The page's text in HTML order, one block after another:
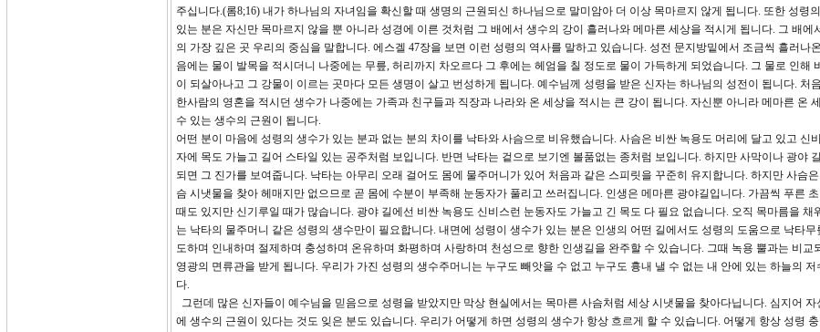
주십니다.(롬8;16) 내가 하나님의 자녀임을 확신할 때 생명의 근원되신 하나님으로 말미암아 더 이상 목마르지 않게 됩니다. 또한 성령
있는 분은 자신만 목마르지 않을 뿐 아니라 성경에 이른 것처럼 그 배에서 생수의 강이 흘러나와 메마른 세상을 적시게 됩니다. 그 배에
의 가장 깊은 곳 우리의 중심을 말합니다. 에스겔 47장을 보면 이런 성령의 역사를 말하고 있습니다. 성전 문지방밑에서 조금씩 흘러나
음에는 물이 발목을 적시더니 나중에는 무릎, 허리까지 차오르다 그 후에는 헤엄을 칠 정도로 물이 가득하게 되었습니다. 그 물로 인해
이 되살아나고 그 강물이 이르는 곳마다 모든 생명이 살고 번성하게 됩니다. 예수님께 성령을 받은 신자는 하나님의 성전이 됩니다. 처
한사람의 영혼을 적시던 생수가 나중에는 가족과 친구들과 직장과 나라와 온 세상을 적시는 큰 강이 됩니다. 자신뿐 아니라 메마른 온
수 있는 생수의 근원이 됩니다.
어떤 분이 마음에 성령의 생수가 있는 분과 없는 분의 차이를 낙타와 사슴으로 비유했습니다. 사슴은 비싼 녹용도 머리에 달고 있고 신
자에 목도 가늘고 길어 스타일 있는 공주처럼 보입니다. 반면 낙타는 겉으로 보기엔 볼품없는 종처럼 보입니다. 하지만 사막이나 광야
되면 그 진가를 보여줍니다. 낙타는 아무리 오래 걸어도 몸에 물주머니가 있어 처음과 같은 스피릿을 꾸준히 유지합니다. 하지만 사슴
슴 시냇물을 찾아 헤매지만 없으므로 곧 몸에 수분이 부족해 눈동자가 풀리고 쓰러집니다. 인생은 메마른 광야길입니다. 가끔씩 푸른
때도 있지만 신기루일 때가 많습니다. 광야 길에선 비싼 녹용도 신비스런 눈동자도 가늘고 긴 목도 다 필요 없습니다. 오직 목마름을 채
는 낙타의 물주머니 같은 성령의 생수만이 필요합니다. 내면에 성령이 생수가 있는 분은 인생의 어떤 길에서도 성령의 도움으로 낙타무
도하며 인내하며 절제하며 충성하며 온유하며 화평하며 사랑하며 천성으로 향한 인생길을 완주할 수 있습니다. 그때 녹용 뿔과는 비교
영광의 면류관을 받게 됩니다. 우리가 가진 성령의 생수주머니는 누구도 빼앗을 수 없고 누구도 흉내 낼 수 없는 내 안에 있는 하늘의 저
다.
그런데 많은 신자들이 예수님을 믿음으로 성령을 받았지만 막상 현실에서는 목마른 사슴처럼 세상 시냇물을 찾아다닙니다. 심지어 자
에 생수의 근원이 있다는 것도 잊은 분도 있습니다. 우리가 어떻게 하면 성령의 생수가 항상 흐르게 할 수 있습니다. 어떻게 항상 성령